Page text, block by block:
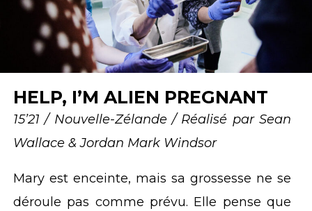
HELP, I’M ALIEN PREGNANT
15’21 / Nouvelle-Zélande / Réalisé par Sean
Wallace & Jordan Mark Windsor
Mary est enceinte, mais sa grossesse ne se
déroule pas comme prévu. Elle pense que